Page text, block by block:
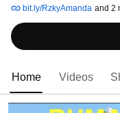
bit.ly/RzkyAmanda and 2
Home Videos